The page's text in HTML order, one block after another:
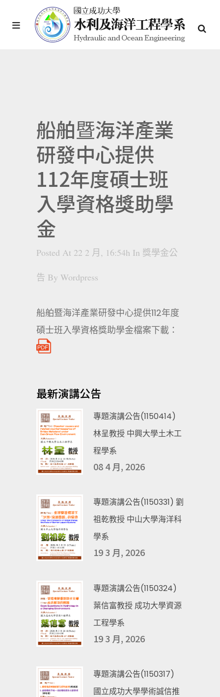
船舶暨海洋產業
研發中心提供
112年度碩士班
入學資格獎助學
金
Posted At 22 2 月, 16:54h In 獎學金公
告 By Wordpress
船舶暨海洋產業研發中心提供112年度
碩士班入學資格獎助學金檔案下載：
最新演講公告
專題演講公告(1150414)
林呈教授 中興大學土木工
程學系
08 4 月, 2026
專題演講公告(1150331) 劉
祖乾教授 中山大學海洋科
學系
19 3 月, 2026
專題演講公告(1150324)
葉信富教授 成功大學資源
工程學系
19 3 月, 2026
專題演講公告(1150317)
國立成功大學學術誠信推